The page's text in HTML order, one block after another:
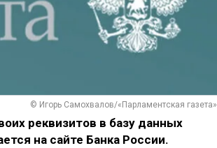
© Игорь Самохвалов/«Парламентская газета»
реквизитов в базу данных
на сайте Банка России.